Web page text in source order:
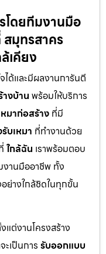
โดยทีมงานมือ
มุทรสาคร
เคียง
จได้และมีผลงานการันตี
างบ้านพร้อมให้บริการ
มาก่อสร้าง ที่มี
บเหมา ที่ทำงานด้วย
ใกล้ฉัน เราพร้อมตอบ
านมืออาชีพ ทั้ง
ย่างใกล้ชิดในทุกขั้น
แต่งานโครงสร้าง
เป็นการรับออกแบบ